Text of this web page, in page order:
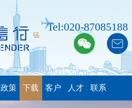
Tel:020-87085188
政策 下载 客户 人才 联系